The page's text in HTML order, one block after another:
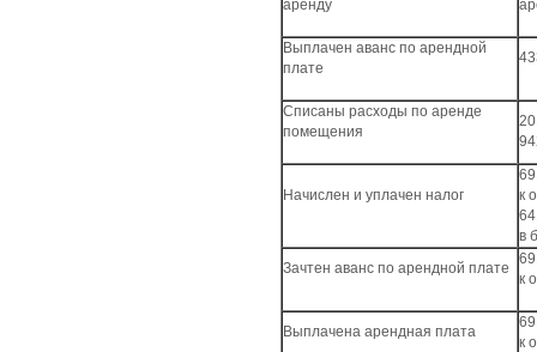
аренду
Выплачен аванс по арендной
плате
Списаны расходы по аренде
помещения
Начислен и уплачен налог
к
в
Зачтен аванс по арендной плате
к
Выплачена арендная плата
к